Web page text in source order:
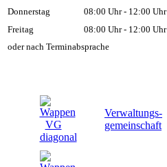
Donnerstag
08:00 Uhr - 12:00 Uhr
Freitag
08:00 Uhr - 12:00 Uhr
oder nach Terminabsprache
Verwaltungs-
gemeinschaft